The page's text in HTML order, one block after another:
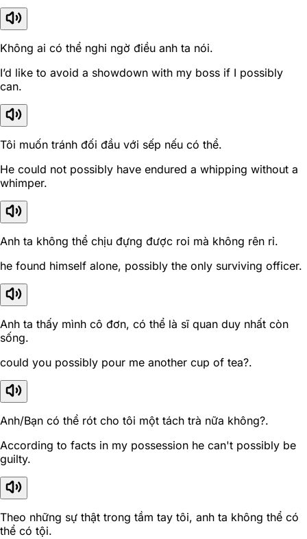
Không ai có thể nghi ngờ điều anh ta nói.
I’d like to avoid a showdown with my boss if I possibly
can.
Tôi muốn tránh đối đầu với sếp nếu có thể.
He could not possibly have endured a whipping without a
whimper.
Anh ta không thể chịu đựng được roi mà không rên rỉ.
he found himself alone, possibly the only surviving officer.
Anh ta thấy mình cô đơn, có thể là sĩ quan duy nhất còn
sống.
could you possibly pour me another cup of tea?.
Anh/Bạn có thể rót cho tôi một tách trà nữa không?.
According to facts in my possession he can't possibly be
guilty.
Theo những sự thật trong tầm tay tôi, anh ta không thể có
thể có tội.